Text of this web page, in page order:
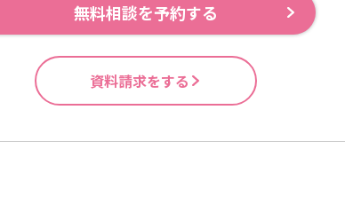
無料相談を予約する
資料請求をする